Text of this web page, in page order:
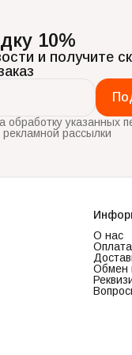
10%
и получите
указанных
рассылки
О нас
Оплата
Обмен